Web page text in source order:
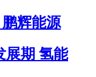
辉能源
展期 氢能